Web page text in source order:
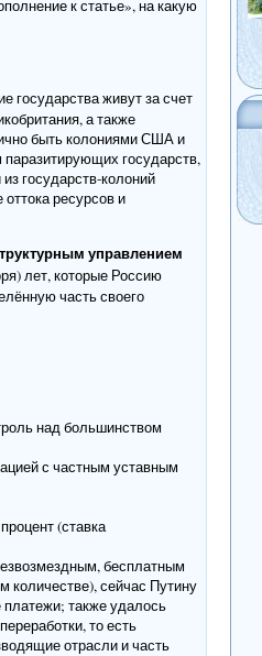
к статье», на какую
государства живут за счет
а также
быть колониями США и
государств,
государств-колоний
ресурсов и
управлением
лет, которые Россию
часть своего
над большинством
с частным уставным
(ставка
бесплатным
количестве), сейчас Путину
платежи; также удалось
то есть
отрасли и часть